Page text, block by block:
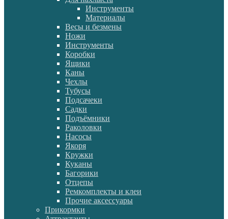
Инструменты
Материалы
Весы и безмены
Ножи
Инструменты
Коробки
Ящики
Каны
Чехлы
Тубусы
Подсачеки
Садки
Подъёмники
Раколовки
Насосы
Якоря
Кружки
Куканы
Багорики
Отцепы
Ремкомплекты и клеи
Прочие аксессуары
Прикормки